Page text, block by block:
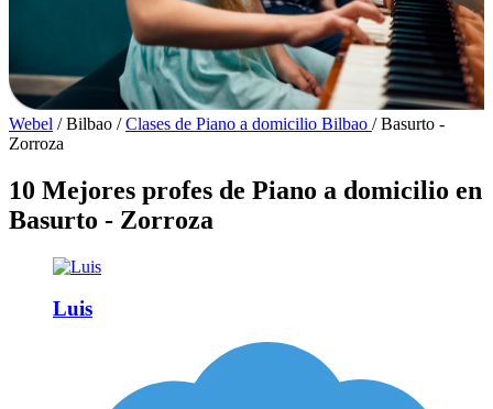
Webel / Bilbao / Clases de Piano a domicilio Bilbao / Basurto -
Zorroza
10 Mejores profes de Piano a domicilio en
Basurto - Zorroza
Luis